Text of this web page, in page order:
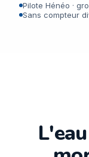
Pilote Hénéo ·
Sans compteur